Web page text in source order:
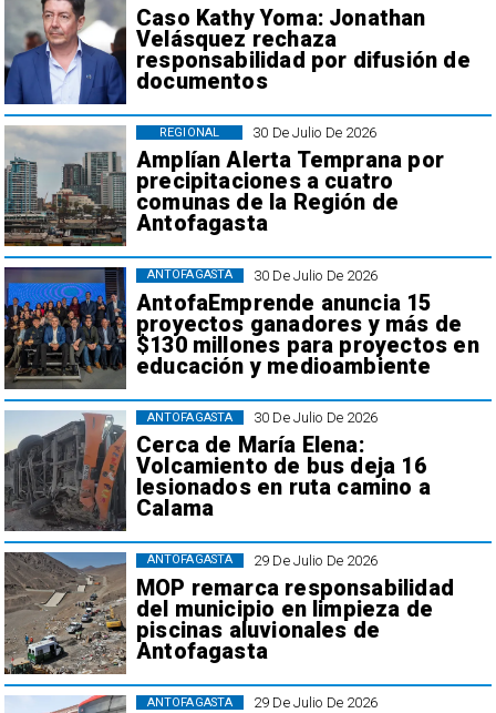
Caso Kathy Yoma: Jonathan
Velásquez rechaza
responsabilidad por difusión de
documentos
30 De Julio De 2026
Amplían Alerta Temprana por
precipitaciones a cuatro
comunas de la Región de
Antofagasta
REGIONAL
30 De Julio De 2026
AntofaEmprende anuncia 15
proyectos ganadores y más de
$130 millones para proyectos en
educación y medioambiente
ANTOFAGASTA
30 De Julio De 2026
Cerca de María Elena:
Volcamiento de bus deja 16
lesionados en ruta camino a
Calama
ANTOFAGASTA
29 De Julio De 2026
MOP remarca responsabilidad
del municipio en limpieza de
piscinas aluvionales de
Antofagasta
ANTOFAGASTA
29 De Julio De 2026
ANTOFAGASTA